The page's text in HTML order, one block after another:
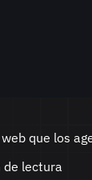
web que los
de lectura